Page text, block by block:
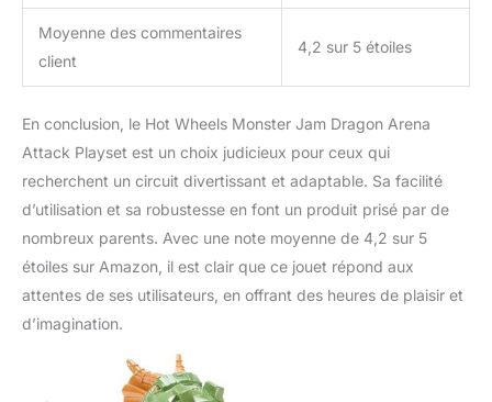
Moyenne des commentaires
client
4,2 sur 5 étoiles
En conclusion, le Hot Wheels Monster Jam Dragon Arena
Attack Playset est un choix judicieux pour ceux qui
recherchent un circuit divertissant et adaptable. Sa facilité
d’utilisation et sa robustesse en font un produit prisé par de
nombreux parents. Avec une note moyenne de 4,2 sur 5
étoiles sur Amazon, il est clair que ce jouet répond aux
attentes de ses utilisateurs, en offrant des heures de plaisir et
d’imagination.